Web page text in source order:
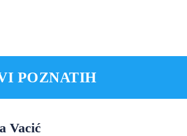
POZNATIH
Vacić